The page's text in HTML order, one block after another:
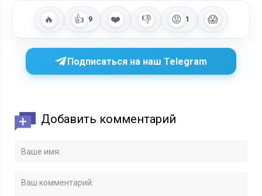
🔥 👍 9 ❤️ 👎 😡 1 😱
Подписаться на наш Telegram
Добавить комментарий